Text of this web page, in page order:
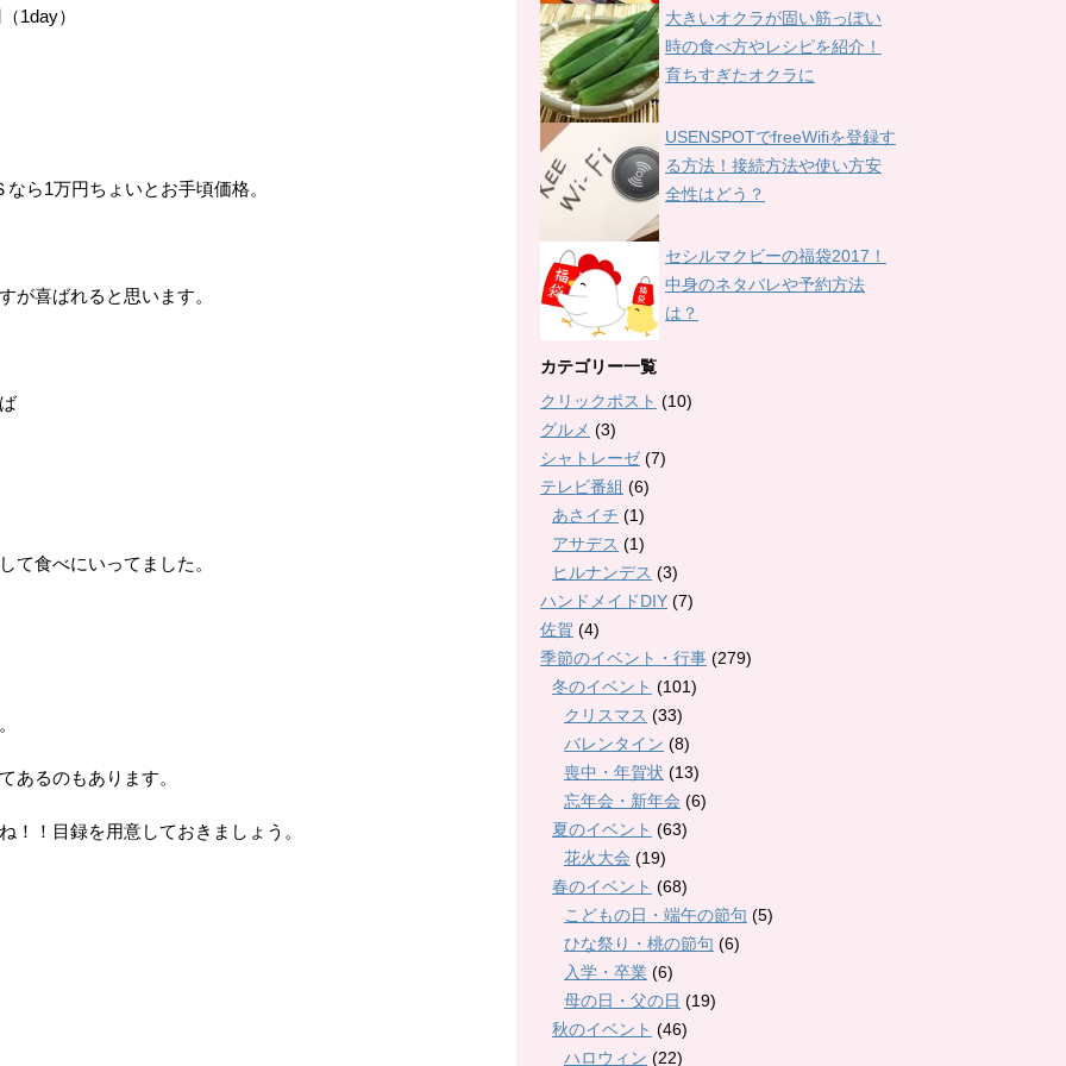
1day）
ら1万円ちょいとお手頃価格。
が喜ばれると思います。
て食べにいってました。
あるのもあります。
！！目録を用意しておきましょう。
大きいオクラが固い筋っぽい
時の食べ方やレシピを紹介！
育ちすぎたオクラに
USENSPOTでfreeWifiを登録す
る方法！接続方法や使い方安
全性はどう？
セシルマクビーの福袋2017！
中身のネタバレや予約方法
は？
カテゴリー一覧
クリックポスト (10)
グルメ (3)
シャトレーゼ(7)
テレビ番組 (6)
あさイチ (1)
アサデス (1)
ヒルナンデス (3)
ハンドメイドDIY (7)
佐賀 (4)
季節のイベント・行事 (279)
冬のイベント (101)
クリスマス (33)
バレンタイン (8)
喪中・年賀状 (13)
忘年会・新年会 (6)
夏のイベント (63)
花火大会 (19)
春のイベント (68)
こどもの日・端午の節句 (5)
ひな祭り・桃の節句 (6)
入学・卒業 (6)
母の日・父の日 (19)
秋のイベント (46)
ハロウィン (22)